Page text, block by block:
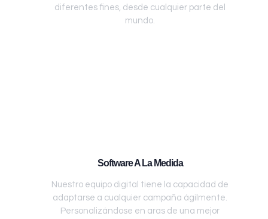
diferentes fines, desde cualquier parte del
mundo.
Software A La Medida
Nuestro equipo digital tiene la capacidad de
adaptarse a cualquier campaña ágilmente.
Personalizándose en aras de una mejor